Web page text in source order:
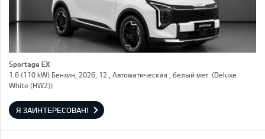
Sportage EX
1.6 (110 kW) Бензин, 2026, 12 , Автоматическая , белый мет. (Deluxe
White (HW2))
Я ЗАИНТЕРЕСОВАН!